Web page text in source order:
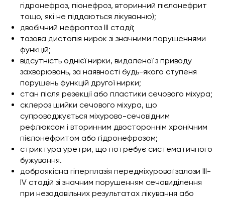
гідронефроз, піонефроз, вторинний пієлонефрит
тощо, які не піддаються лікуванню);
двобічний нефроптоз III стадії;
тазова дистопія нирок зі значними порушеннями
функцій;
відсутність однієї нирки, видаленої з приводу
захворювань, за наявності будь-якого ступеня
порушень функцій другої нирки;
стан після резекції або пластики сечового міхура;
склероз шийки сечового міхура, що
супроводжується міхурово-сечовідним
рефлюксом і вторинним двостороннім хронічним
пієлонефритом або гідронефрозом;
стриктура уретри, що потребує систематичного
бужування.
доброякісна гіперплазія передміхурової залози III-
IV стадій зі значним порушенням сечовиділення
при незадовільних результатах лікування або